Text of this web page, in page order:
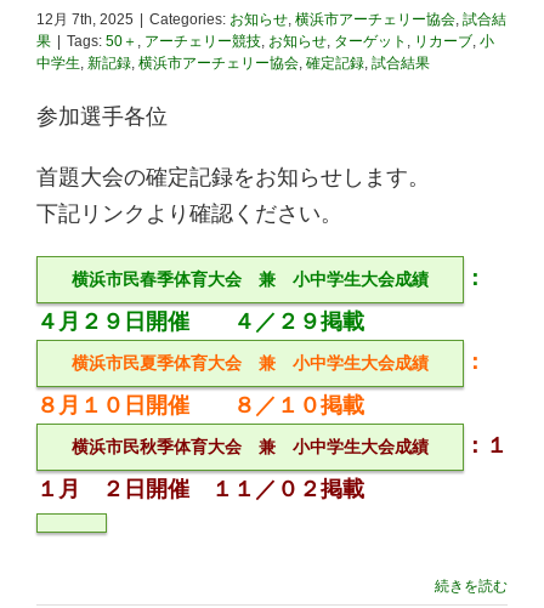
12月 7th, 2025 Categories: お知らせ, 横浜市アーチェリー協会, 試合結
果
Tags: 50＋ , アーチェリー競技, お知らせ, ターゲット , リカーブ, 小
中学生, 新記録, 横浜市アーチェリー協会, 確定記録, 試合結果
参加選手各位
首題大会の確定記録をお知らせします。
下記リンクより確認ください。
横浜市民春季体育大会 兼 小中学生大会成績
：
４月２９日開催 ４／２９掲載
横浜市民夏季体育大会 兼 小中学生大会成績
：
８月１０日開催 ８／１０掲載
横浜市民秋季体育大会 兼 小中学生大会成績
：１
１月 ２日開催 １１／０２掲載
続きを読む